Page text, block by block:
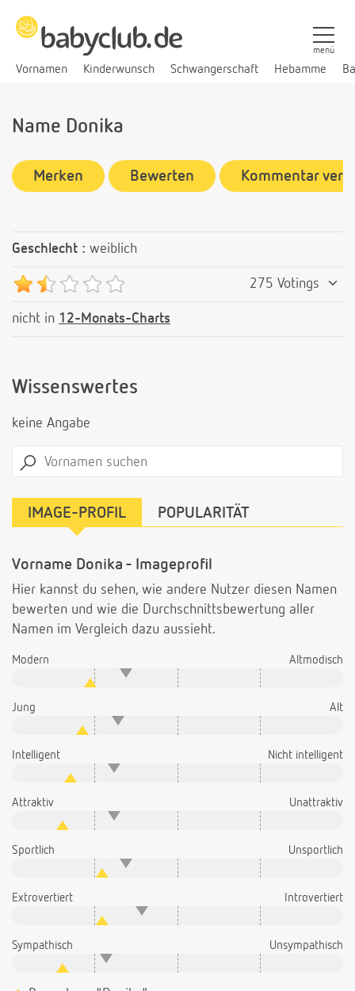
Vornamen Kinderwunsch Schwangerschaft Hebamme
menü
Name Donika
Merken Bewerten Kommentar
Geschlecht : weiblich
275 Votings
nicht in 12-Monats-Charts
Wissenswertes
keine Angabe
IMAGE-PROFIL POPULARITÄT
Vorname Donika - Imageprofil
Hier kannst du sehen, wie andere Nutzer diesen Namen
bewerten und wie die Durchschnittsbewertung aller
Namen im Vergleich dazu aussieht.
Modern Altmodisch
Jung Alt
Intelligent Nicht intelligent
Attraktiv Unattraktiv
Sportlich Unsportlich
Extrovertiert Introvertiert
Sympathisch Unsympathisch